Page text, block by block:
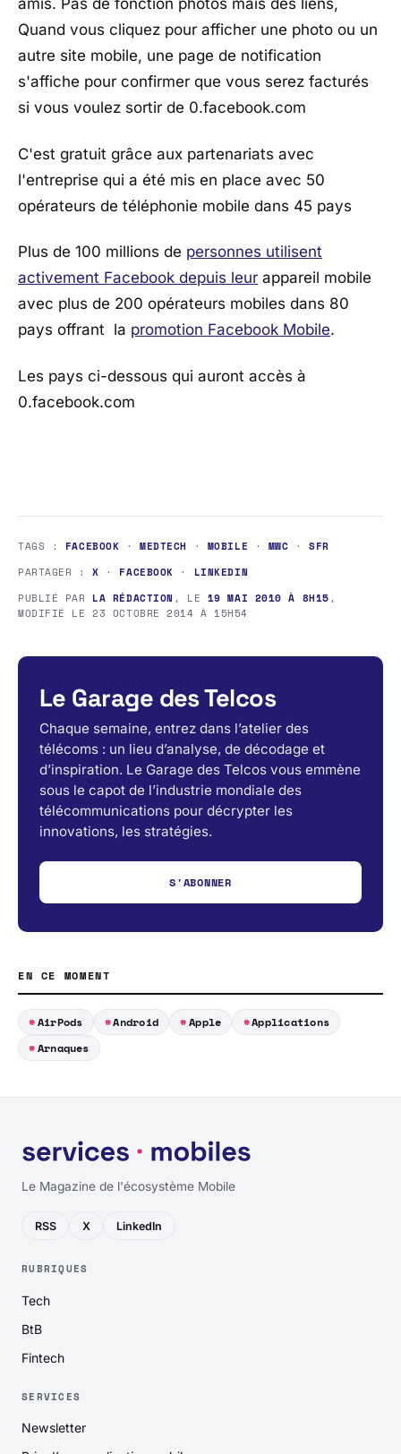
amis. Pas de fonction photos mais des liens,
Quand vous cliquez pour afficher une photo ou un
autre site mobile, une page de notification
s'affiche pour confirmer que vous serez facturés
si vous voulez sortir de 0.facebook.com
C'est gratuit grâce aux partenariats avec
l'entreprise qui a été mis en place avec 50
opérateurs de téléphonie mobile dans 45 pays
Plus de 100 millions de personnes utilisent
activement Facebook depuis leur appareil mobile
avec plus de 200 opérateurs mobiles dans 80
pays offrant la promotion Facebook Mobile.
Les pays ci-dessous qui auront accès à
0.facebook.com
TAGS : FACEBOOK ·MEDTECH · MOBILE · MWC ·SFR
PARTAGER :X · FACEBOOK · LINKEDIN
PUBLIÉ PAR LA RÉDACTION , LE 19 MAI 2010 À 8H15,
MODIFIÉ LE23 OCTOBRE 2014 À 15H54
Le Garage des Telcos
Chaque semaine, entrez dans l’atelier des
télécoms : un lieu d’analyse, de décodage et
d’inspiration. Le Garage des Telcos vous emmène
sous le capot de l’industrie mondiale des
télécommunications pour décrypter les
innovations, les stratégies.
S'ABONNER
EN CE MOMENT
AirPods Android Apple
Applications
Arnaques
Le Magazine de l'écosystème Mobile
RSS X LinkedIn
RUBRIQUES
Tech
BtB
Fintech
SERVICES
Newsletter